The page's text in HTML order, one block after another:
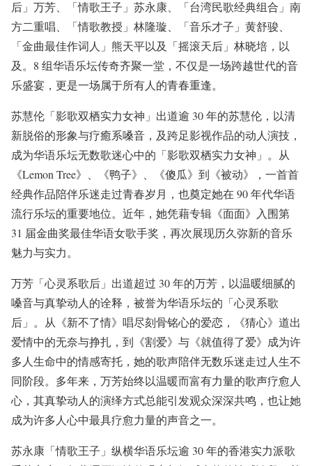
后」万芳、「情歌王⼦」苏永康、「台湾⺠歌经典组合」南
⽅⼆重唱、「情歌教授」林隆璇、「⾳乐才⼦」⻩舒骏、
「⾦曲最佳作词⼈」熊天平以及「摇滚天后」林晓培，以
及。8 组华语乐坛传奇⻬聚⼀堂，不仅是⼀场跨越世代的⾳
乐盛宴，更是⼀场属于所有⼈的⻘春重逢。
苏慧伦「影歌双栖实⼒⼥神」出道逾 30 年的苏慧伦，以清
新脱俗的形象与疗癒系嗓⾳，及跨⾜影视作品的动⼈演技，
成为华语乐坛⽆数歌迷⼼中的「影歌双栖实⼒⼥神」。从
《Lemon Tree》、《鸭⼦》、《傻⽠》到《被动》，⼀⾸⾸
经典作品陪伴乐迷⾛过⻘春岁⽉，也奠定她在 90 年代华语
流⾏乐坛的重要地位。近年，她凭藉专辑《⾯⾯》⼊围第
31 届⾦曲奖最佳华语⼥歌⼿奖，再次展现历久弥新的⾳乐
魅⼒与实⼒。
万芳「⼼灵系歌后」出道超过 30 年的万芳，以温暖细腻的
嗓⾳与真挚动⼈的诠释，被誉为华语乐坛的「⼼灵系歌
后」。从《新不了情》唱尽刻⻣铭⼼的爱恋，《猜⼼》道出
爱情中的⽆奈与挣扎，到《割爱》与《就值得了爱》成为许
多⼈⽣命中的情感寄托，她的歌声陪伴⽆数乐迷⾛过⼈⽣不
同阶段。多年来，万芳始终以温暖⽽富有⼒量的歌声疗愈⼈
⼼，其真挚动⼈的演绎⽅式总能引发观众深深共鸣，也让她
成为许多⼈⼼中最具疗愈⼒量的声⾳之⼀。
苏永康「情歌王⼦」纵横华语乐坛逾 30 年的⾹港实⼒派歌